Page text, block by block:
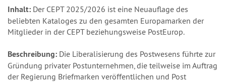
Inhalt: Der CEPT 2025/2026 ist eine Neuauflage des
beliebten Kataloges zu den gesamten Europamarken der
Mitglieder in der CEPT beziehungsweise PostEurop.
Beschreibung: Die Liberalisierung des Postwesens führte zur
Gründung privater Postunternehmen, die teilweise im Auftrag
der Regierung Briefmarken veröffentlichen und Post